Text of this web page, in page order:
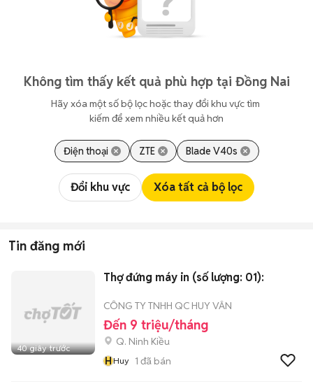
Không tìm thấy kết quả phù hợp tại Đồng Nai
Hãy xóa một số bộ lọc hoặc thay đổi khu vực tìm
kiếm để xem nhiều kết quả hơn
Điện thoại ZTE Blade V40s
Đổi khu vực Xóa tất cả bộ lọc
Tin đăng mới
40 giây trước
Thợ đứng máy in (số lượng: 01):
CÔNG TY TNHH QC HUY VÂN
Đến 9 triệu/tháng
Q. Ninh Kiều
HHuy 1 đã bán